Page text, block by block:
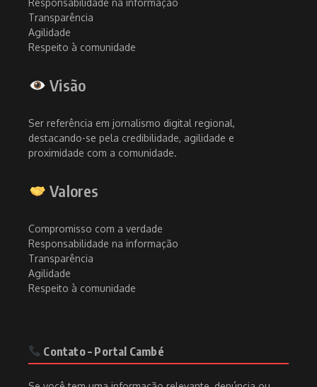
Transparência
Agilidade
Respeito à comunidade
Visão
Ser referência em jornalismo digital regional,
destacando-se pela credibilidade, agilidade e
proximidade com a comunidade.
Valores
Compromisso com a verdade
Responsabilidade na informação
Transparência
Agilidade
Respeito à comunidade
Contato – Portal Cambé